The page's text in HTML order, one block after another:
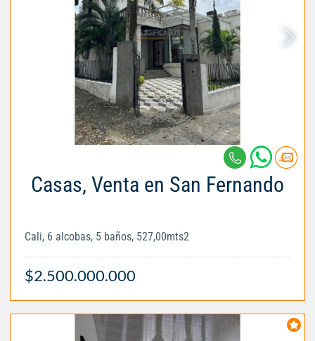
Casas, Venta en San Fernando
Cali, 6 alcobas, 5 baños, 527,00mts2
$2.500.000.000